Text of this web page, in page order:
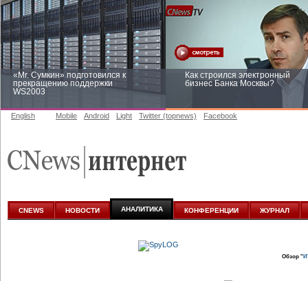
«Mr. Сумкин» подготовился к
прекращению поддержки
WS2003
Как строился электронный
бизнес Банка Москвы?
аналитике
English Mobile Android Light Twitter (topnews) Facebook
CNEWS НОВОСТИ АНАЛИТИКА КОНФЕРЕНЦИИ ЖУРНАЛ
Обзор "